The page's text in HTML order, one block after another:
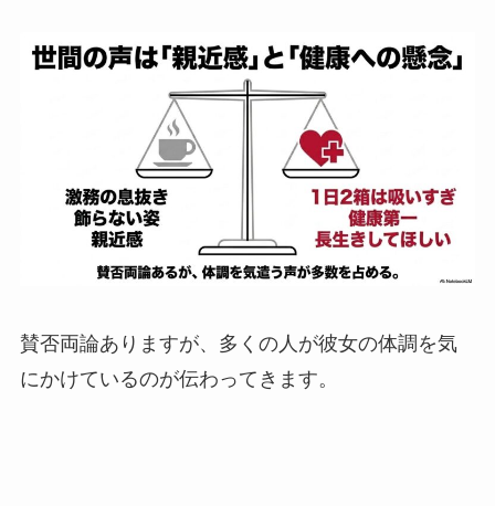
賛否両論ありますが、多くの人が彼女の体調を気
にかけているのが伝わってきます。